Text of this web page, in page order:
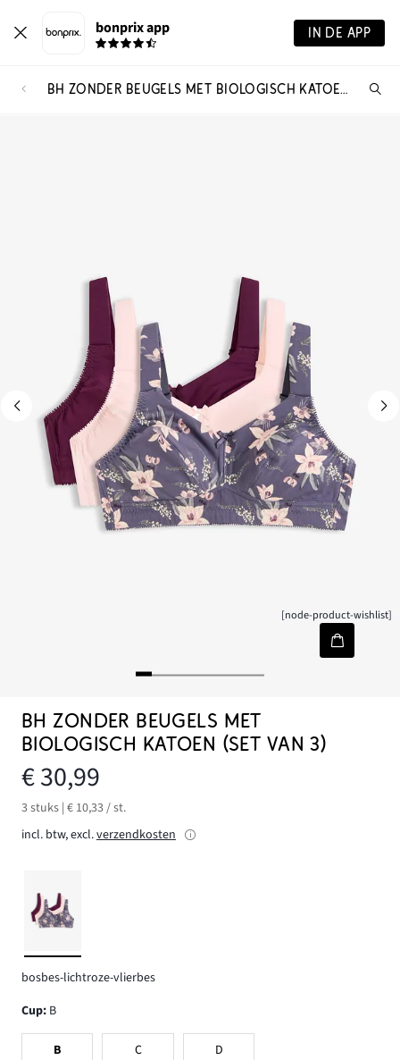
bonprix app IN DE APP
BH ZONDER BEUGELS MET BIOLOGISCH KATOEN (SET VAN 3)
[node-product-wishlist]
BH ZONDER BEUGELS MET
BIOLOGISCH KATOEN (SET VAN 3)
€ 30,99
3 stuks | € 10,33 / st.
incl. btw, excl.verzendkosten
bosbes-lichtroze-vlierbes
Cup: B
B C D